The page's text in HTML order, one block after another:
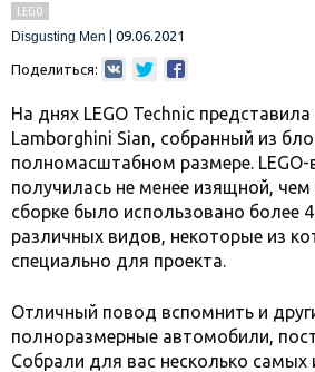
LEGO
Disgusting Men
09.06.2021
Поделиться:
На днях LEGO Technic представила
Lamborghini Sian, собранный из
полномасштабном размере. LEGO-
получилась не менее изящной,
сборке было использовано более
различных видов, некоторые из
специально для проекта.
Отличный повод вспомнить и
полноразмерные автомобили,
Собрали для вас несколько самых